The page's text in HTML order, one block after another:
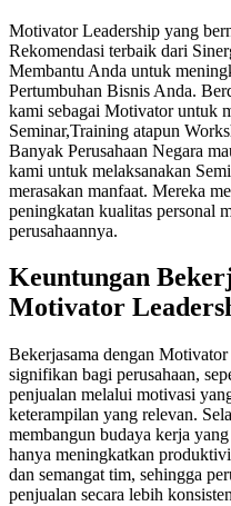
Motivator Leadership yang
Rekomendasi terbaik dari
Membantu Anda untuk
Pertumbuhan Bisnis Anda.
kami sebagai Motivator untuk
Seminar,Training atapun
Banyak Perusahaan Negara
kami untuk melaksanakan
merasakan manfaat. Mereka
peningkatan kualitas personal
perusahaannya.
Keuntungan
Motivator
Bekerjasama dengan
signifikan bagi perusahaan,
penjualan melalui motivasi
keterampilan yang relevan.
membangun budaya kerja
hanya meningkatkan
dan semangat tim, sehingga
penjualan secara lebih